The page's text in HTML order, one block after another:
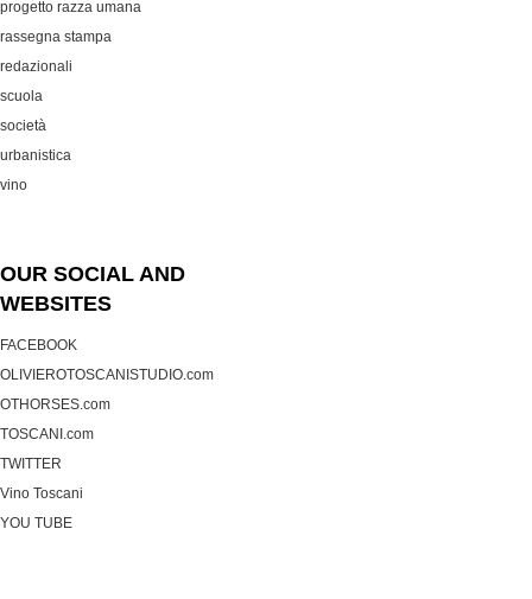
progetto razza umana
rassegna stampa
redazionali
scuola
società
urbanistica
vino
OUR SOCIAL AND
WEBSITES
FACEBOOK
OLIVIEROTOSCANISTUDIO.com
OTHORSES.com
TOSCANI.com
TWITTER
Vino Toscani
YOU TUBE